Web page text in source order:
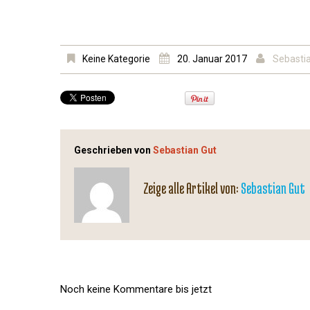
Keine Kategorie 20. Januar 2017
Geschrieben von Sebastian Gut
Zeige alle Artikel von: Sebastian Gut
Noch keine Kommentare bis jetzt